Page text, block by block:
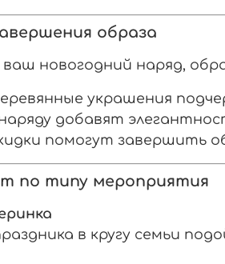
образа
новогодний наряд,
украшения
добавят
помогут завершить
по типу мероприятия
в кругу семьи